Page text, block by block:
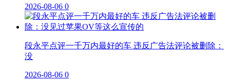
2026-08-06 0
段永平点评一千万内最好的车 违反广告法评论被删除：
没
2026-08-06 0